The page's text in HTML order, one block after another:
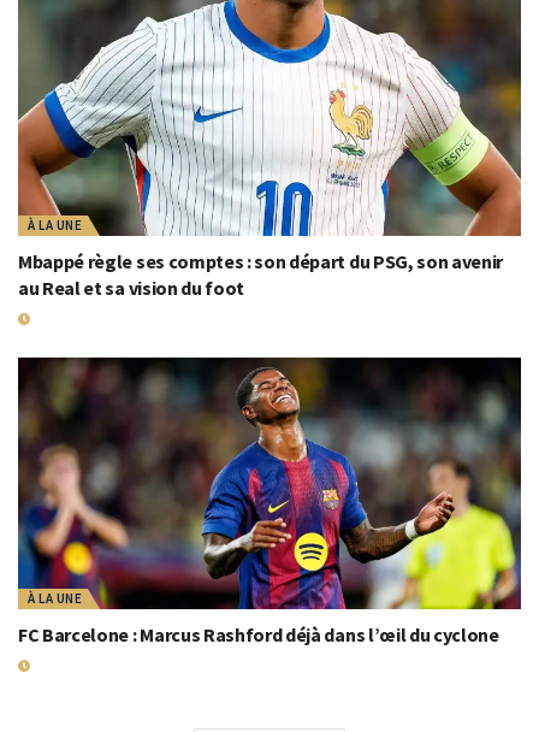
À LA UNE
Mbappé règle ses comptes : son départ du PSG, son avenir
au Real et sa vision du foot
À LA UNE
FC Barcelone : Marcus Rashford déjà dans l’œil du cyclone